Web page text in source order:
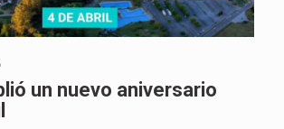
un nuevo aniversario